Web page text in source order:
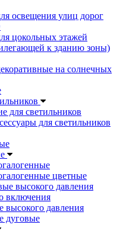
освещения улиц дорог
цокольных этажей
к зданию зоны)
на солнечных
для светильников
для светильников
цветные
высокого давления
включения
давления
дуговые